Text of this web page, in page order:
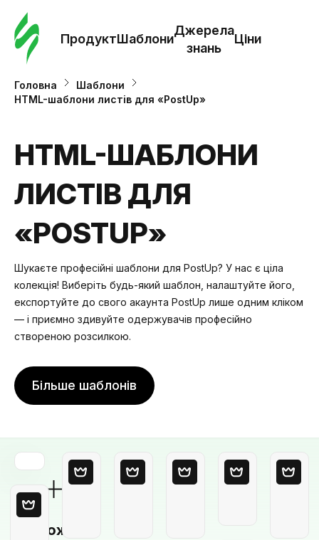
ПродуктШаблони
Джерела
знань
Ціни
Головна
Шаблони
HTML-шаблони листів для «PostUp»
HTML-ШАБЛОНИ
ЛИСТІВ ДЛЯ
«POSTUP»
Шукаєте професійні шаблони для PostUp? У нас є ціла
колекція! Виберіть будь-який шаблон, налаштуйте його,
експортуйте до свого акаунта PostUp лише одним кліком
— і приємно здивуйте одержувачів професійно
створеною розсилкою.
Більше шаблонів
Порожній